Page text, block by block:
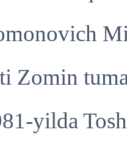
Zomin
yilda